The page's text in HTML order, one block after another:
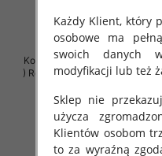
Komplet damskie (Polska
) Roz 2XL-4XL , Mix Kolor
68.00 zł
szczegóły
Każdy Klient, który
osobowe ma
swoich danych
modyfikacji lub też
Sklep nie
użycza
Klientów osobom
to za wyraźną